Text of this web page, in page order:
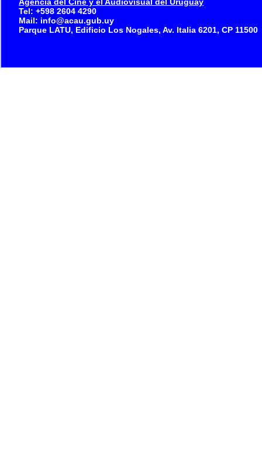
Tel: +598 2604 4290
Mail: info@acau.gub.uy
Parque LATU, Edificio Los Nogales, Av. Italia 6201, CP 11500